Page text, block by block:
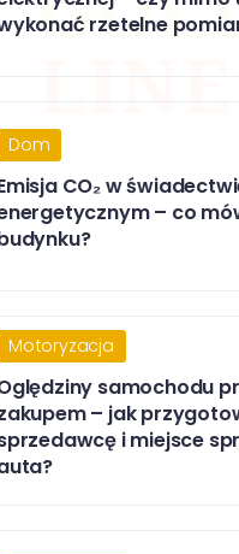
rzetelne
Dom
CO₂ w
– co
Motoryzacja
samochodu
– jak
i miejsce